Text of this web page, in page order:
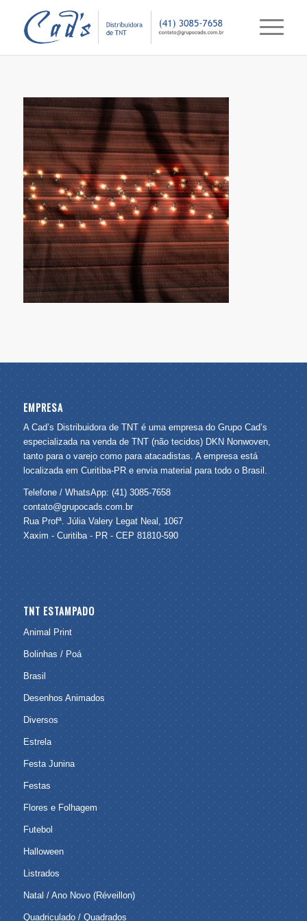
EMPRESA
A Cad’s Distribuidora de TNT é uma empresa do Grupo Cad’s
especializada na venda de TNT (não tecidos) DKN Nonwoven,
tanto para o varejo como para atacadistas. A empresa está
localizada em Curitiba-PR e envia material para todo o Brasil.
Telefone / WhatsApp: (41) 3085-7658
contato@grupocads.com.br
Rua Profª. Júlia Valery Legat Neal, 1067
Xaxim - Curitiba - PR - CEP 81810-590
TNT ESTAMPADO
Animal Print
Bolinhas / Poá
Brasil
Desenhos Animados
Diversos
Estrela
Festa Junina
Festas
Flores e Folhagem
Futebol
Halloween
Listrados
Natal / Ano Novo (Réveillon)
Quadriculado / Quadrados